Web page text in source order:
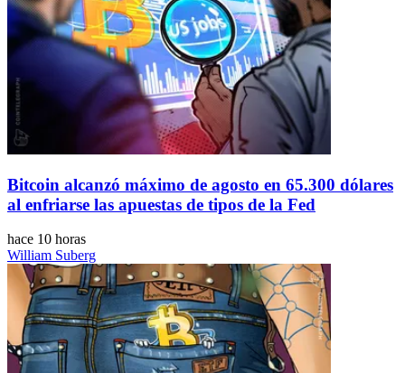
Bitcoin alcanzó máximo de agosto en 65.300 dólares
al enfriarse las apuestas de tipos de la Fed
hace 10 horas
William Suberg